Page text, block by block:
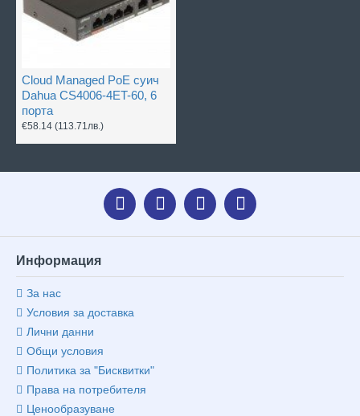
Cloud Managed PoE суич
Dahua CS4006-4ET-60, 6
порта
€58.14 (113.71лв.)
Информация
За нас
Условия за доставка
Лични данни
Общи условия
Политика за "Бисквитки"
Права на потребителя
Ценообразуване